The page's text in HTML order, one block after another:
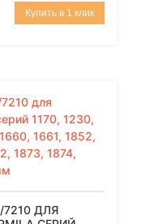
Купить в 1 клик
7210 ДЛЯ